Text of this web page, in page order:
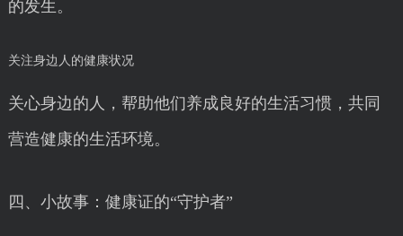
的发生。
关注身边人的健康状况
关心身边的人，帮助他们养成良好的生活习惯，共同
营造健康的生活环境。
四、小故事：健康证的“守护者”